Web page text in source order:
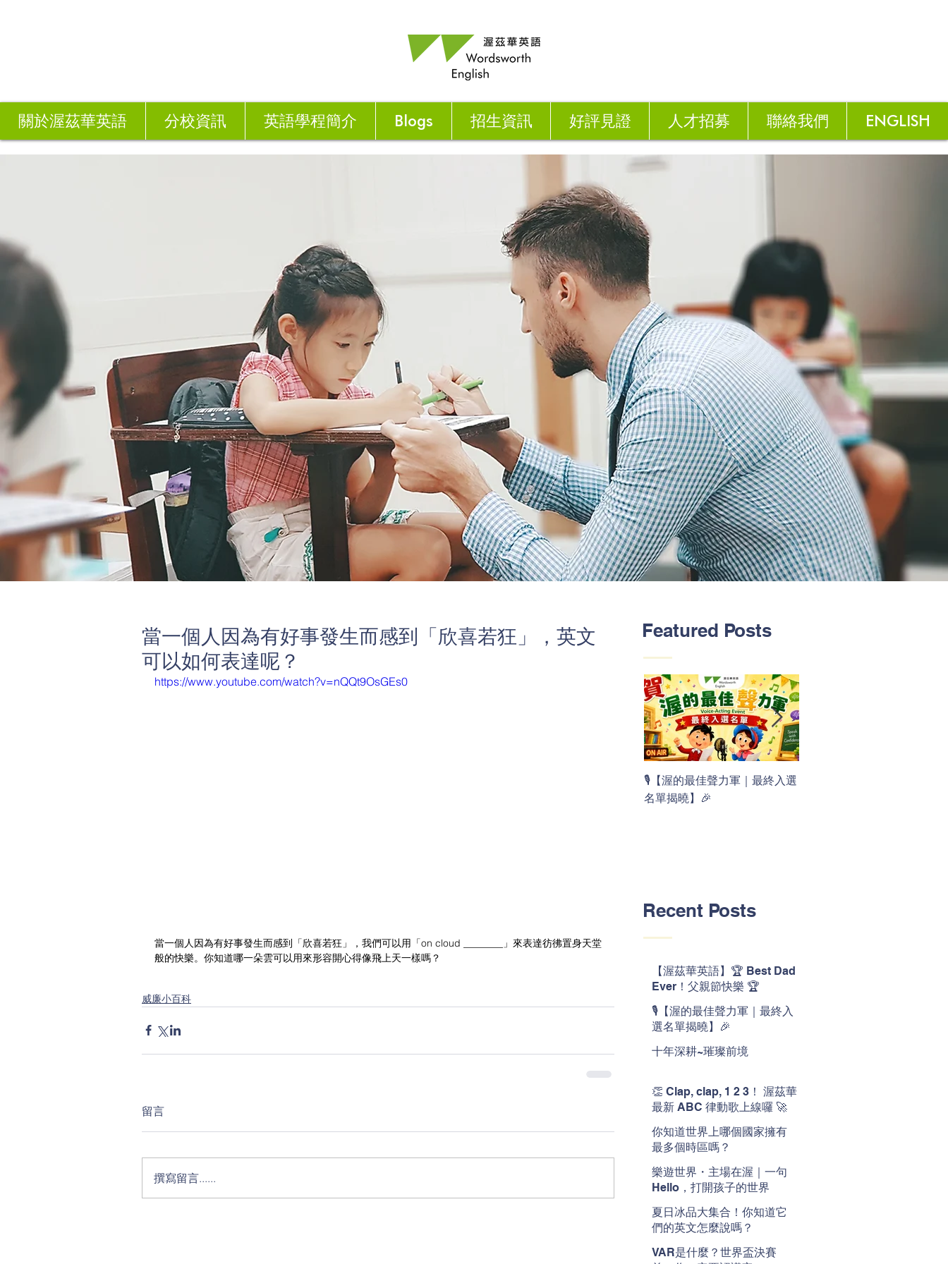
Featured Posts
🎙️【渥的最佳聲力軍｜最終入選
名單揭曉】🎉
Recent Posts
【渥茲華英語】🏆 Best Dad
Ever！父親節快樂 🏆
🎙️【渥的最佳聲力軍｜最終入
選名單揭曉】🎉
十年深耕~璀璨前境
👏 Clap, clap, 1 2 3！ 渥茲華
最新 ABC 律動歌上線囉 🚀
你知道世界上哪個國家擁有
最多個時區嗎？
樂遊世界・主場在渥｜一句
Hello，打開孩子的世界
夏日冰品大集合！你知道它
們的英文怎麼說嗎？
VAR是什麼？世界盃決賽
當一個人因為有好事發生而感到「欣喜若狂」，英文
可以如何表達呢？
https://www.youtube.com/watch?v=nQQt9OsGEs0
當一個人因為有好事發生而感到「欣喜若狂」，我們可以用「on cloud ________」來表達彷彿置身天堂
般的快樂。你知道哪一朵雲可以用來形容開心得像飛上天一樣嗎？
威廉小百科
留言
撰寫留言......
關於渥茲華英語 分校資訊 英語學程簡介 Blogs 招生資訊 好評見證 人才招募 聯絡我們 ENGLISH